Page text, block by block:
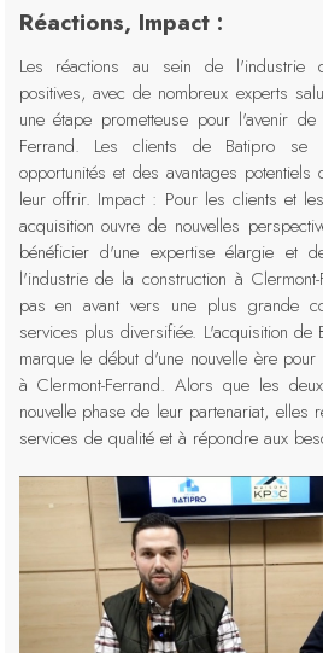
Réactions, Impact :
Les réactions au sein de l'industrie
positives, avec de nombreux experts
une étape prometteuse pour l'avenir
Ferrand. Les clients de Batipro se
opportunités et des avantages potentiels
leur offrir. Impact : Pour les clients et
acquisition ouvre de nouvelles
bénéficier d'une expertise élargie et
l'industrie de la construction à
pas en avant vers une plus grande
services plus diversifiée. L'acquisition
marque le début d'une nouvelle ère
à Clermont-Ferrand. Alors que les
nouvelle phase de leur partenariat, elles
services de qualité et à répondre aux